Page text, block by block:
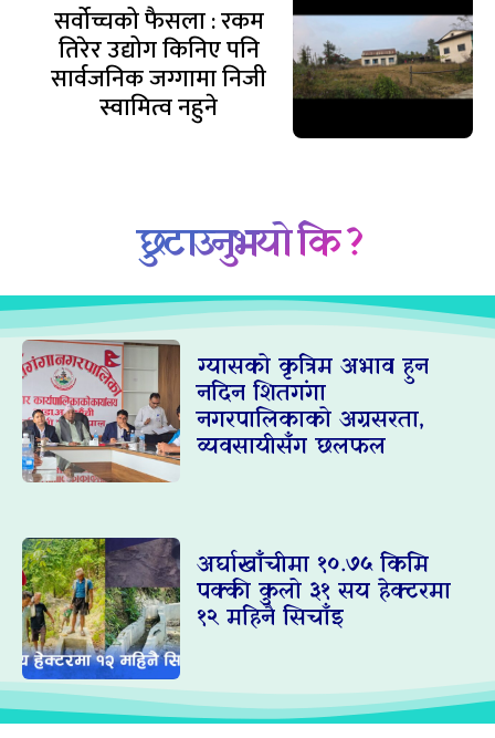
सर्वोच्चको फैसला : रकम
तिरेर उद्योग किनिए पनि
सार्वजनिक जग्गामा निजी
स्वामित्व नहुने
छुटाउनुभयो कि ?
ग्यासको कृत्रिम अभाव हुन
नदिन शितगंगा
नगरपालिकाको अग्रसरता,
व्यवसायीसँग छलफल
अर्घाखाँचीमा १०.७५ किमि
पक्की कुलो ३१ सय हेक्टरमा
१२ महिनै सिचाँइ